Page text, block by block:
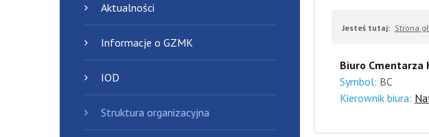
Aktualności
Informacje o GZMK
IOD
Struktura organizacyjna
Jesteś tutaj: Strona
Biuro Cmentarza
Symbol: BC
Kierownik biura: